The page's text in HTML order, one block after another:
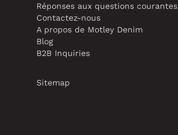
Réponses aux questions courantes
Contactez-nous
A propos de Motley Denim
Blog
B2B Inquiries
Sitemap